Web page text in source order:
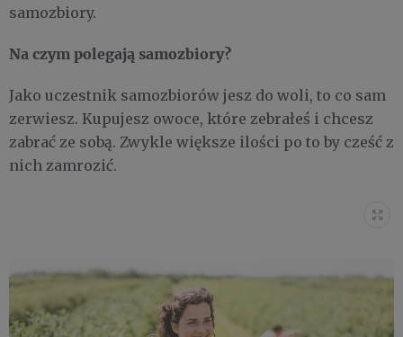
samozbiory.
Na czym polegają samozbiory?
Jako uczestnik samozbiorów jesz do woli, to co sam
zerwiesz. Kupujesz owoce, które zebrałeś i chcesz
zabrać ze sobą. Zwykle większe ilości po to by cześć z
nich zamrozić.